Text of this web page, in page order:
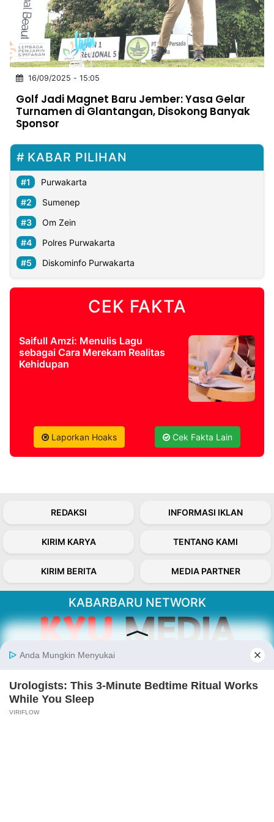
INDONESIA
Partner
NTB
Time
IDN
Jogja
Rakyat
News
Notice
Baru
Follow
Kabarbaru
Kabarbaru
16/09/2025 - 15:05
Golf Jadi Magnet Baru Jember: Yasa Gelar
Turnamen di Glantangan, Disokong Banyak
Sponsor
KABAR PILIHAN
Purwakarta
Sumenep
Om Zein
Polres Purwakarta
Diskominfo Purwakarta
CEK FAKTA
Saifull Amzi: Menulis Lagu
sebagai Cara Merekam Realitas
Kehidupan
Laporkan Hoaks Cek Fakta Lain
REDAKSI INFORMASI IKLAN
KIRIM KARYA TENTANG KAMI
KIRIM BERITA MEDIA PARTNER
KABARBARU NETWORK
Kabarbaru.co menyajikan berita aktual dan
inspiratif dari sudut pandang berbaik sangka